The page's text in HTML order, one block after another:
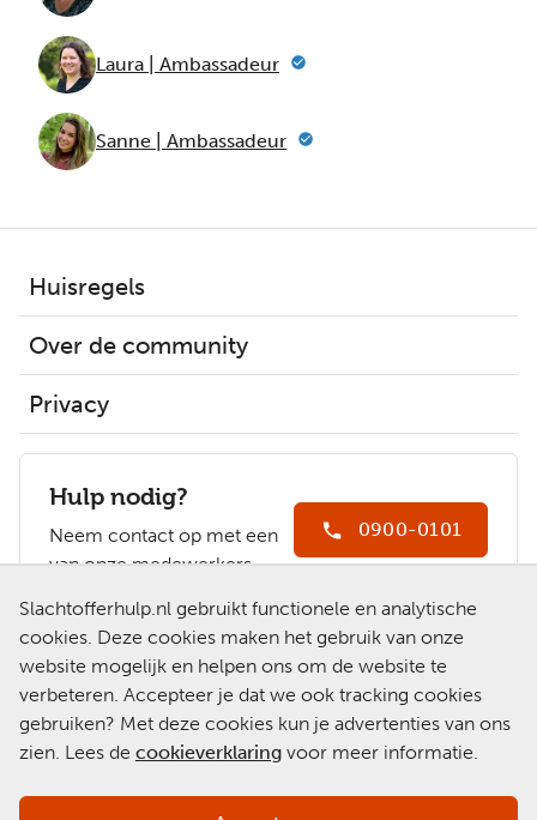
Slachtofferhulp.nl gebruikt functionele en analytische
cookies. Deze cookies maken het gebruik van onze
website mogelijk en helpen ons om de website te
verbeteren. Accepteer je dat we ook tracking cookies
gebruiken? Met deze cookies kun je advertenties van ons
zien. Lees de cookieverklaring voor meer informatie.
Laura | Ambassadeur
Sanne | Ambassadeur
Huisregels
Over de community
Privacy
Hulp nodig?
Neem contact op met een
van onze medewerkers.
0900-0101
Slachtofferhulp.nl
Chat met een
medewerker